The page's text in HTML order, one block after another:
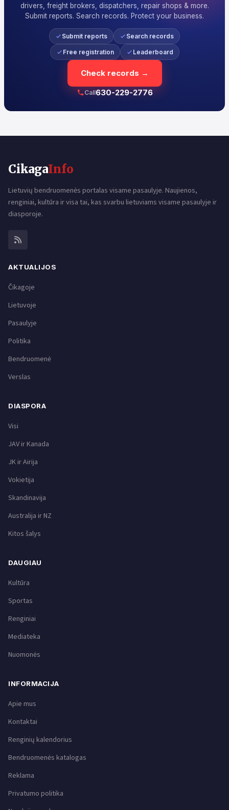
drivers, freight brokers, dispatchers, repair shops & more.
Submit reports. Search records. Protect your business.
Submit reports Search records
Free registration Leaderboard
Check records →
Call630-229-2776
CikagaInfo
Lietuvių bendruomenės portalas visame pasaulyje. Naujienos,
renginiai, kultūra ir visa tai, kas svarbu lietuviams visame pasaulyje ir
diasporoje.
AKTUALIJOS
Čikagoje
Lietuvoje
Pasaulyje
Politika
Bendruomenė
Verslas
DIASPORA
Visi
JAV ir Kanada
JK ir Airija
Vokietija
Skandinavija
Australija ir NZ
Kitos šalys
DAUGIAU
Kultūra
Sportas
Renginiai
Mediateka
Nuomonės
INFORMACIJA
Apie mus
Kontaktai
Renginių kalendorius
Bendruomenės katalogas
Reklama
Privatumo politika